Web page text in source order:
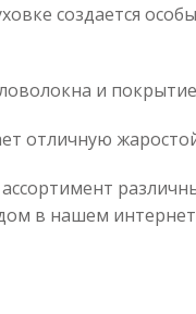
создается
и
отличную
в нашем